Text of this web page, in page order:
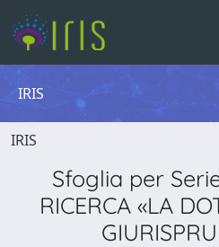
IRIS
IRIS
Sfoglia per
RICERCA «LA